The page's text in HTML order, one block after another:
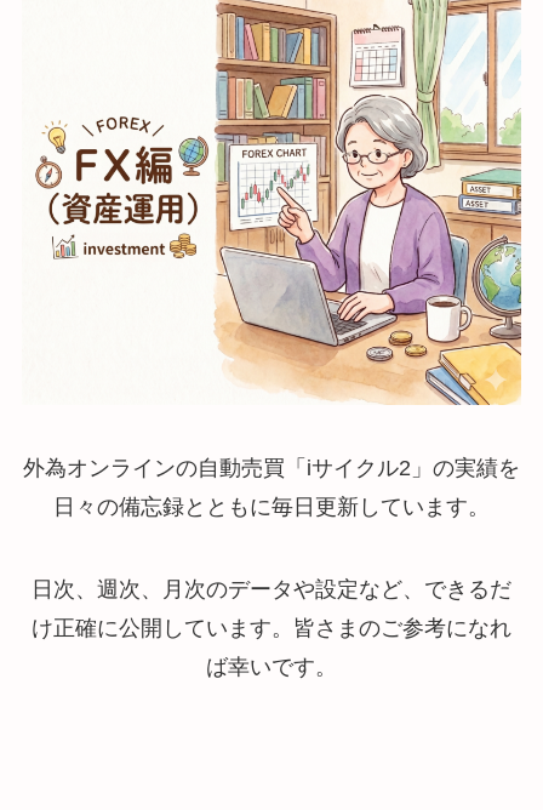
外為オンラインの自動売買「iサイクル2」の実績を
日々の備忘録とともに毎日更新しています。
日次、週次、月次のデータや設定など、できるだ
け正確に公開しています。皆さまのご参考になれ
ば幸いです。